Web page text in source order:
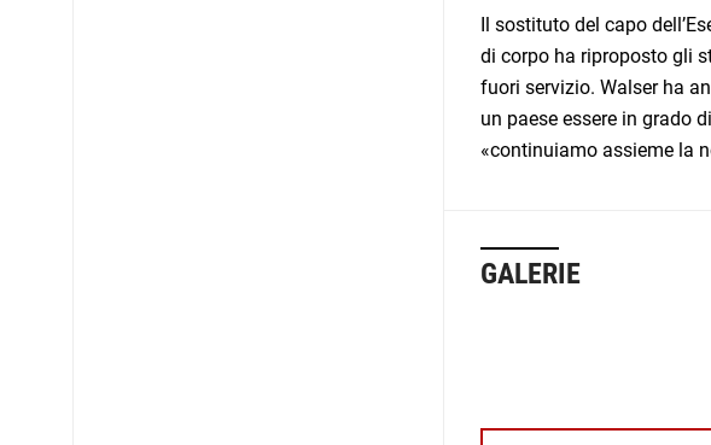
Il sostituto del capo
di corpo ha riproposto gli
fuori servizio. Walser ha
un paese essere in grado
«continuiamo assieme la
GALERIE